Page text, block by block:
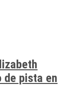
de pista en